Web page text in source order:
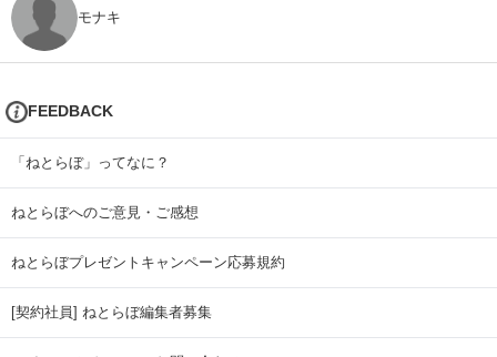
モナキ
FEEDBACK
「ねとらぼ」ってなに？
ねとらぼへのご意見・ご感想
ねとらぼプレゼントキャンペーン応募規約
[契約社員] ねとらぼ編集者募集